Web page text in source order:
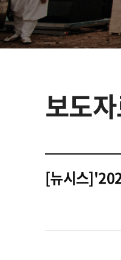
보도
[뉴시스